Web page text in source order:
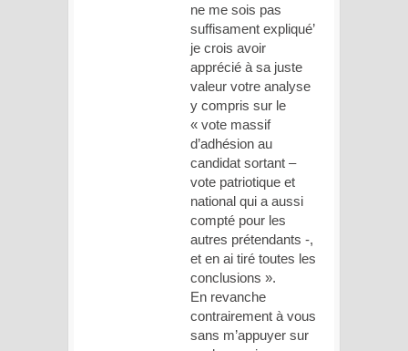
ne me sois pas
suffisament expliqué’
je crois avoir
apprécié à sa juste
valeur votre analyse
y compris sur le
« vote massif
d’adhésion au
candidat sortant –
vote patriotique et
national qui a aussi
compté pour les
autres prétendants -,
et en ai tiré toutes les
conclusions ».
En revanche
contrairement à vous
sans m’appuyer sur